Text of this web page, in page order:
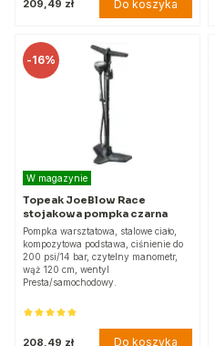
209,49 zł Do koszyka
-16%
W magazynie
Topeak JoeBlow Race
stojakowa pompka czarna
Pompka warsztatowa, stalowe ciało,
kompozytowa podstawa, ciśnienie do
200 psi/14 bar, czytelny manometr,
wąż 120 cm, wentyl
Presta/samochodowy.
208,49 zł Do koszyka